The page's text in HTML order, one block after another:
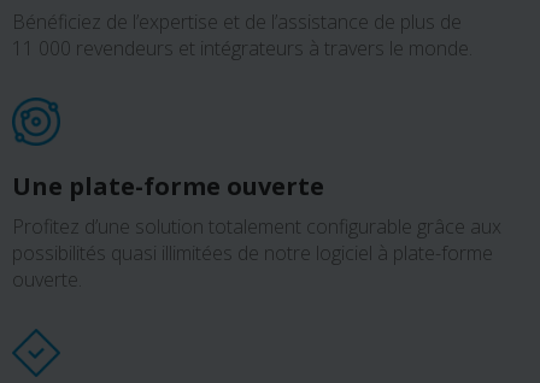
Bénéficiez de l’expertise et de l’assistance de plus de
11 000 revendeurs et intégrateurs à travers le monde.
Une plate-forme ouverte
Profitez d’une solution totalement configurable grâce aux
possibilités quasi illimitées de notre logiciel à plate-forme
ouverte.